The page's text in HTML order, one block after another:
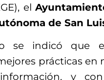
el
de San
se indicó que
prácticas en
y